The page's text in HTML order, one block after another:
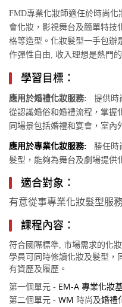
FMD專業化妝師適任於時尚
會化妝，影視舞台及簡單特技
格等造型。化妝髮型一手包辦
作彈性自由, 收入理想是熱門
學習目標：
應用於婚禮化妝服務:
提供時
從認識婚俗和婚禮流程，掌握
同場景包括婚禮和宴會，室內
應用於專業化妝服務: 勝任時
髮型，能夠為舞台及劇場提供
適合對象：
有意從事專業化妝髮型服務
課程內容：
符合國際標準, 市場需求的化
學員可同時修讀化妝及髮型，
有資歷及履歷。
第一個單元 - EM-A 專業化妝
第二個單元 - WM 時尚及婚